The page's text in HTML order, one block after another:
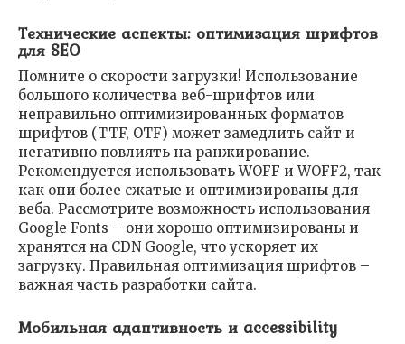
Технические аспекты: оптимизация шрифтов
для SEO
Помните о скорости загрузки! Использование
большого количества веб-шрифтов или
неправильно оптимизированных форматов
шрифтов (TTF, OTF) может замедлить сайт и
негативно повлиять на ранжирование.
Рекомендуется использовать WOFF и WOFF2, так
как они более сжатые и оптимизированы для
веба. Рассмотрите возможность использования
Google Fonts – они хорошо оптимизированы и
хранятся на CDN Google, что ускоряет их
загрузку. Правильная оптимизация шрифтов –
важная часть разработки сайта.
Мобильная адаптивность и accessibility